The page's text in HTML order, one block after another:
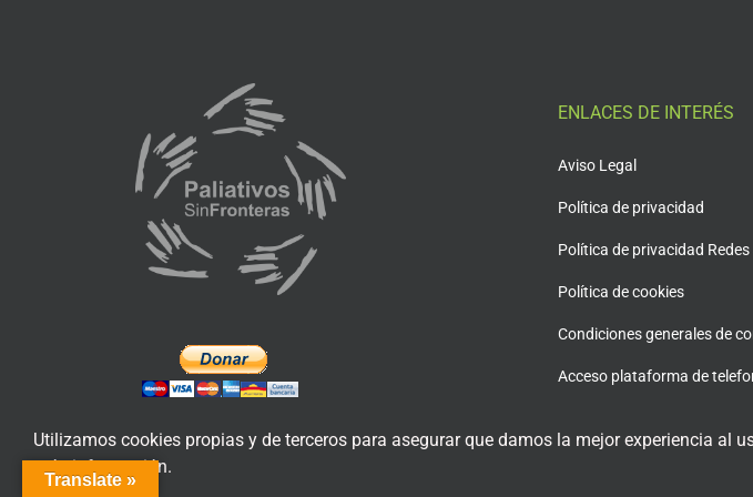
ENLACES DE INTERÉS
Aviso Legal
Política de privacidad
Política de privacidad Redes
Política de cookies
Condiciones generales de
Acceso plataforma de
Translate »
Utilizamos cookies propias y de terceros para asegurar que damos la mejor experiencia al
más información.